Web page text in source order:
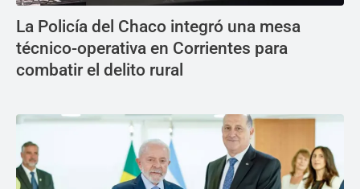
La Policía del Chaco integró una mesa
técnico-operativa en Corrientes para
combatir el delito rural